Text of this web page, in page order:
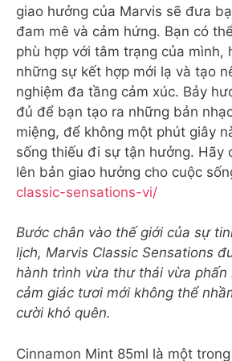
giao hưởng của Marvis sẽ đưa
đam mê và cảm hứng. Bạn có
phù hợp với tâm trạng của mình,
những sự kết hợp mới lạ và tạo
nghiệm đa tầng cảm xúc. Bảy
đủ để bạn tạo ra những bản
miệng, để không một phút giây
sống thiếu đi sự tận hưởng. Hãy
lên bản giao hưởng cho cuộc
classic-sensations-vi/
Bước chân vào thế giới của sự
lịch, Marvis Classic Sensations
hành trình vừa thư thái vừa phấn
cảm giác tươi mới không thể
cười khó quên.
Cinnamon Mint 85ml là một